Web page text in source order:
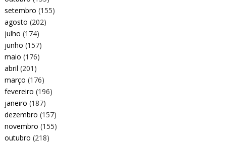
setembro (155)
agosto (202)
julho (174)
junho (157)
maio (176)
abril (201)
março (176)
fevereiro (196)
janeiro (187)
dezembro (157)
novembro (155)
outubro (218)